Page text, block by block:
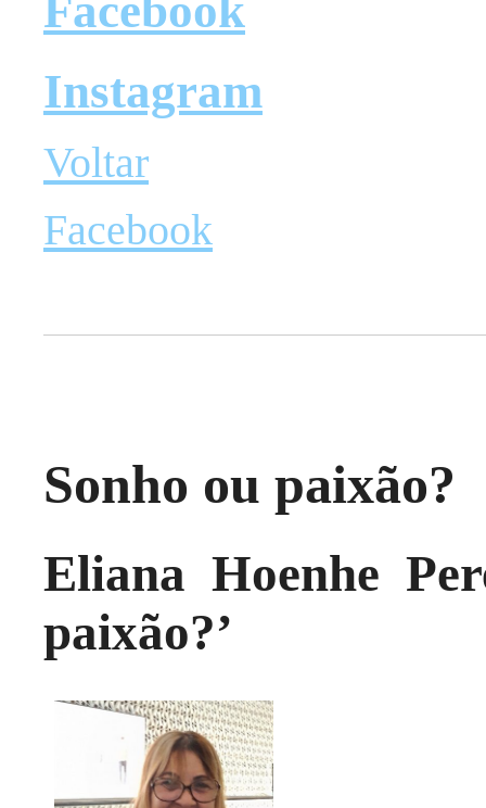
Instagram
Voltar
Facebook
Sonho ou paixão?
Eliana Hoenhe
paixão?’